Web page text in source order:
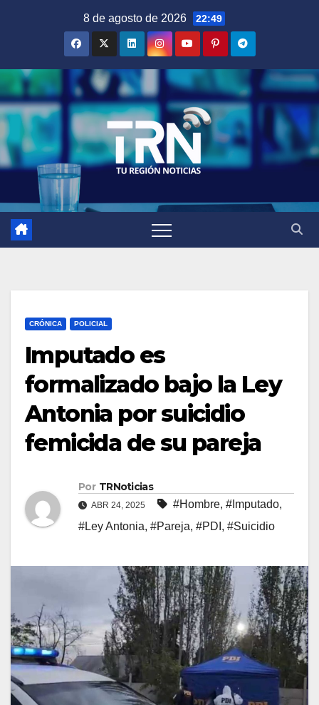
8 de agosto de 2026 22:49
CRÓNICA POLICIAL
Imputado es
formalizado bajo la Ley
Antonia por suicidio
femicida de su pareja
Por TRNoticias
ABR 24, 2025 #Hombre, #Imputado,
#Ley Antonia, #Pareja, #PDI , #Suicidio